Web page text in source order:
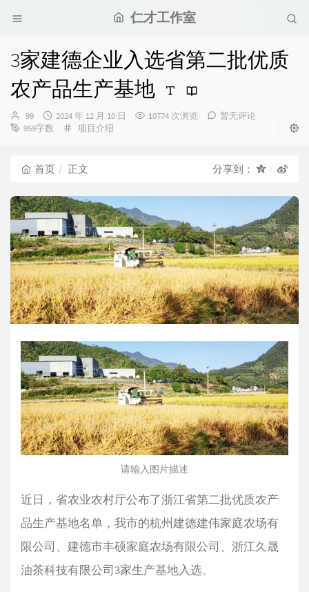
仁才工作室
3家建德企业入选省第二批优质
农产品生产基地
博
主：
99
发
2024 年 12 月 10 日 10774 次浏览
暂无评论
959字数
分
项目介绍
首页 正文 分享到：
请输入图片描述
近日，省农业农村厅公布了浙江省第二批优质农产
品生产基地名单，我市的杭州建德建伟家庭农场有
限公司、建德市丰硕家庭农场有限公司、浙江久晟
油茶科技有限公司3家生产基地入选。